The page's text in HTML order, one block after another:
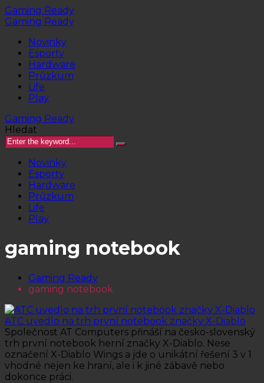
Gaming Ready
Gaming Ready
Novinky
Esporty
Hardware
Průzkum
Life
Play
Gaming Ready
Hledat
Novinky
Esporty
Hardware
Průzkum
Life
Play
gaming notebook
Gaming Ready
gaming notebook
ATC uvedlo na trh první notebook značky X-Diablo
Společnost AT Computers přináší na česko-slovenský
trh první notebook herní značky X-Diablo. Nese
označení X-Diablo Wings a jde o unikátní řešení 3 v 1
vhodné nejen ke hraní, ale i k jiné zábavě nebo
dokonce práci.